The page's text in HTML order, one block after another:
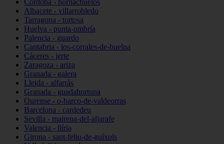
Córdoba - hornachuelos
Albacete - villarrobledo
Tarragona - tortosa
Huelva - punta-umbría
Palencia - guardo
Cantabria - los-corrales-de-buelna
Cáceres - jerte
Zaragoza - ariza
Granada - galera
Lleida - alfarràs
Granada - guadahortuna
Ourense - o-barco-de-valdeorras
Barcelona - cardedeu
Sevilla - mairena-del-aljarafe
Valencia - llíria
Girona - sant-feliu-de-guíxols